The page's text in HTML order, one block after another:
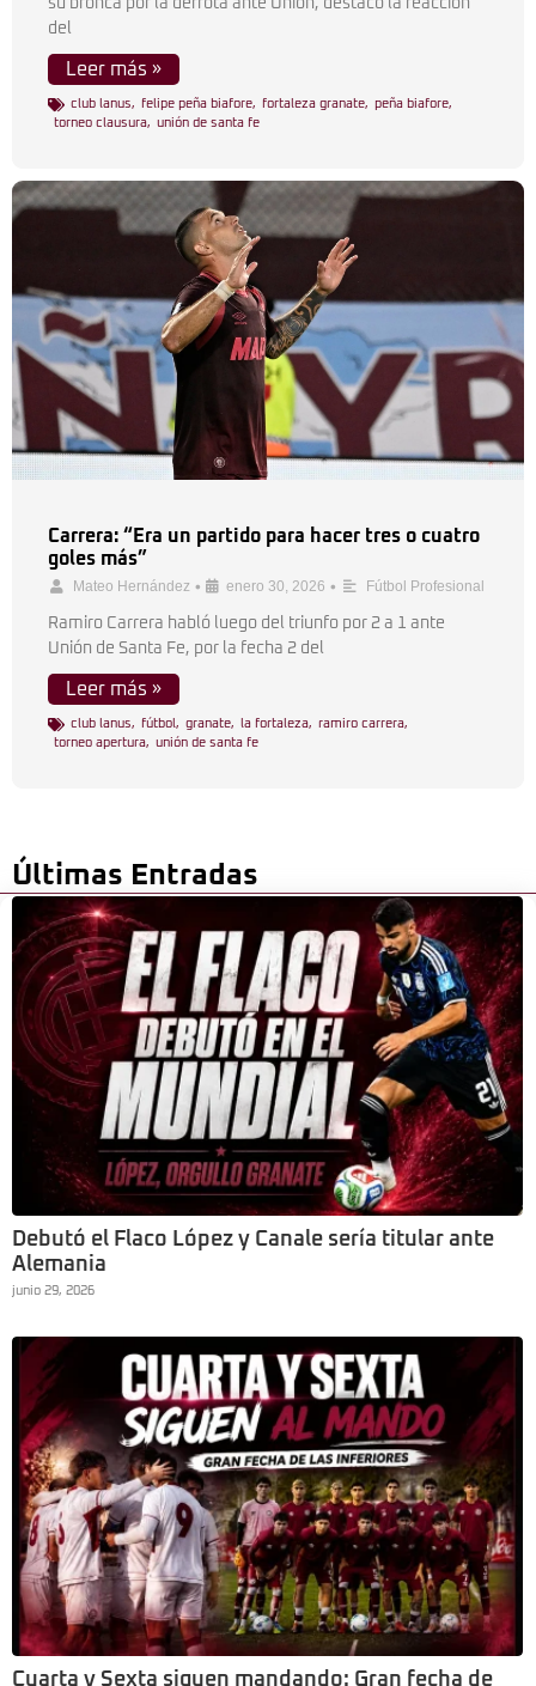
su bronca por la derrota ante Unión, destacó la reacción
del
Leer más »
club lanus, felipe peña biafore, fortaleza granate, peña biafore,
torneo clausura, unión de santa fe
Carrera: “Era un partido para hacer tres o cuatro
goles más”
Mateo Hernández • enero 30, 2026 • Fútbol Profesional
Ramiro Carrera habló luego del triunfo por 2 a 1 ante
Unión de Santa Fe, por la fecha 2 del
Leer más »
club lanus, fútbol , granate, la fortaleza, ramiro carrera,
torneo apertura, unión de santa fe
Últimas Entradas
Debutó el Flaco López y Canale sería titular ante
Alemania
junio 29, 2026
Cuarta y Sexta siguen mandando: Gran fecha de